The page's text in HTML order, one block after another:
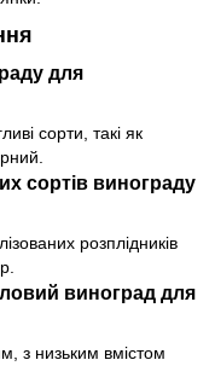
для
сорти, такі як
сортів винограду
розплідників
виноград для
з низьким вмістом